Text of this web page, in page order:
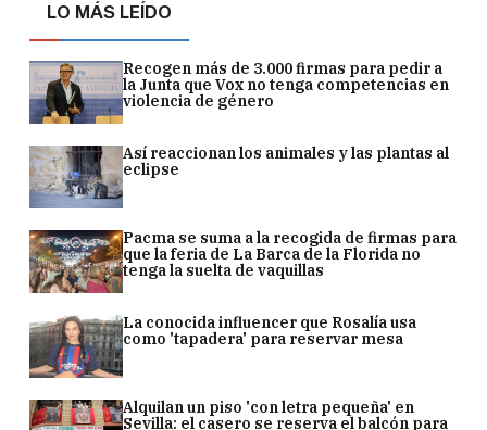
LO MÁS LEÍDO
Recogen más de 3.000 firmas para pedir a
la Junta que Vox no tenga competencias en
violencia de género
Así reaccionan los animales y las plantas al
eclipse
Pacma se suma a la recogida de firmas para
que la feria de La Barca de la Florida no
tenga la suelta de vaquillas
La conocida influencer que Rosalía usa
como 'tapadera' para reservar mesa
Alquilan un piso 'con letra pequeña' en
Sevilla: el casero se reserva el balcón para